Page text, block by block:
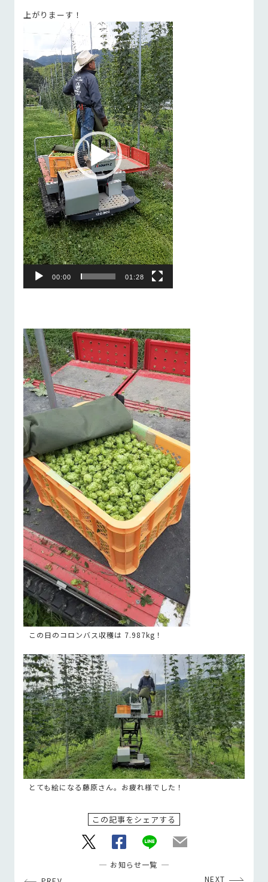
上がりまーす！
プ
レ
ー
ヤ
ー
00:00 01:28
この日のコロンバス収穫は 7.987kg！
とても絵になる藤原さん。お疲れ様でした！
この記事をシェアする
お知らせ一覧
NEXT